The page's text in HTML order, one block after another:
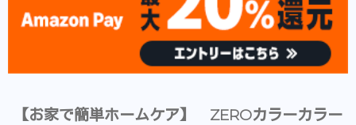
【お家で簡単ホームケア】 ZEROカラーカラー